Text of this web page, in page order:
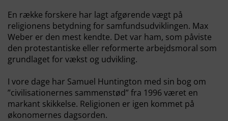
En række forskere har lagt afgørende vægt på
religionens betydning for samfundsudviklingen. Max
Weber er den mest kendte. Det var ham, som påviste
den protestantiske eller reformerte arbejdsmoral som
grundlaget for vækst og udvikling.
I vore dage har Samuel Huntington med sin bog om
”civilisationernes sammenstød” fra 1996 været en
markant skikkelse. Religionen er igen kommet på
økonomernes dagsorden.